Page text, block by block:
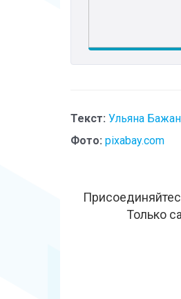
Текст: Ульяна
Фото: pixabay.com
Только